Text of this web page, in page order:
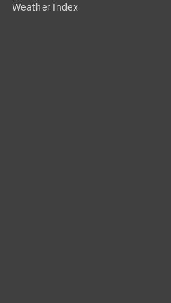
Weather Index